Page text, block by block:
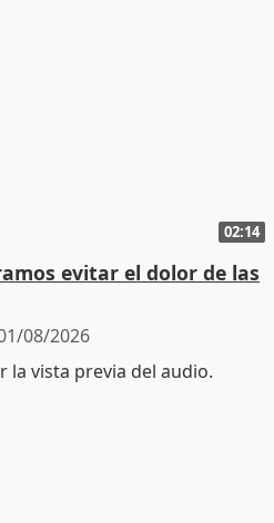
02:14
evitar el dolor de las
08/2026